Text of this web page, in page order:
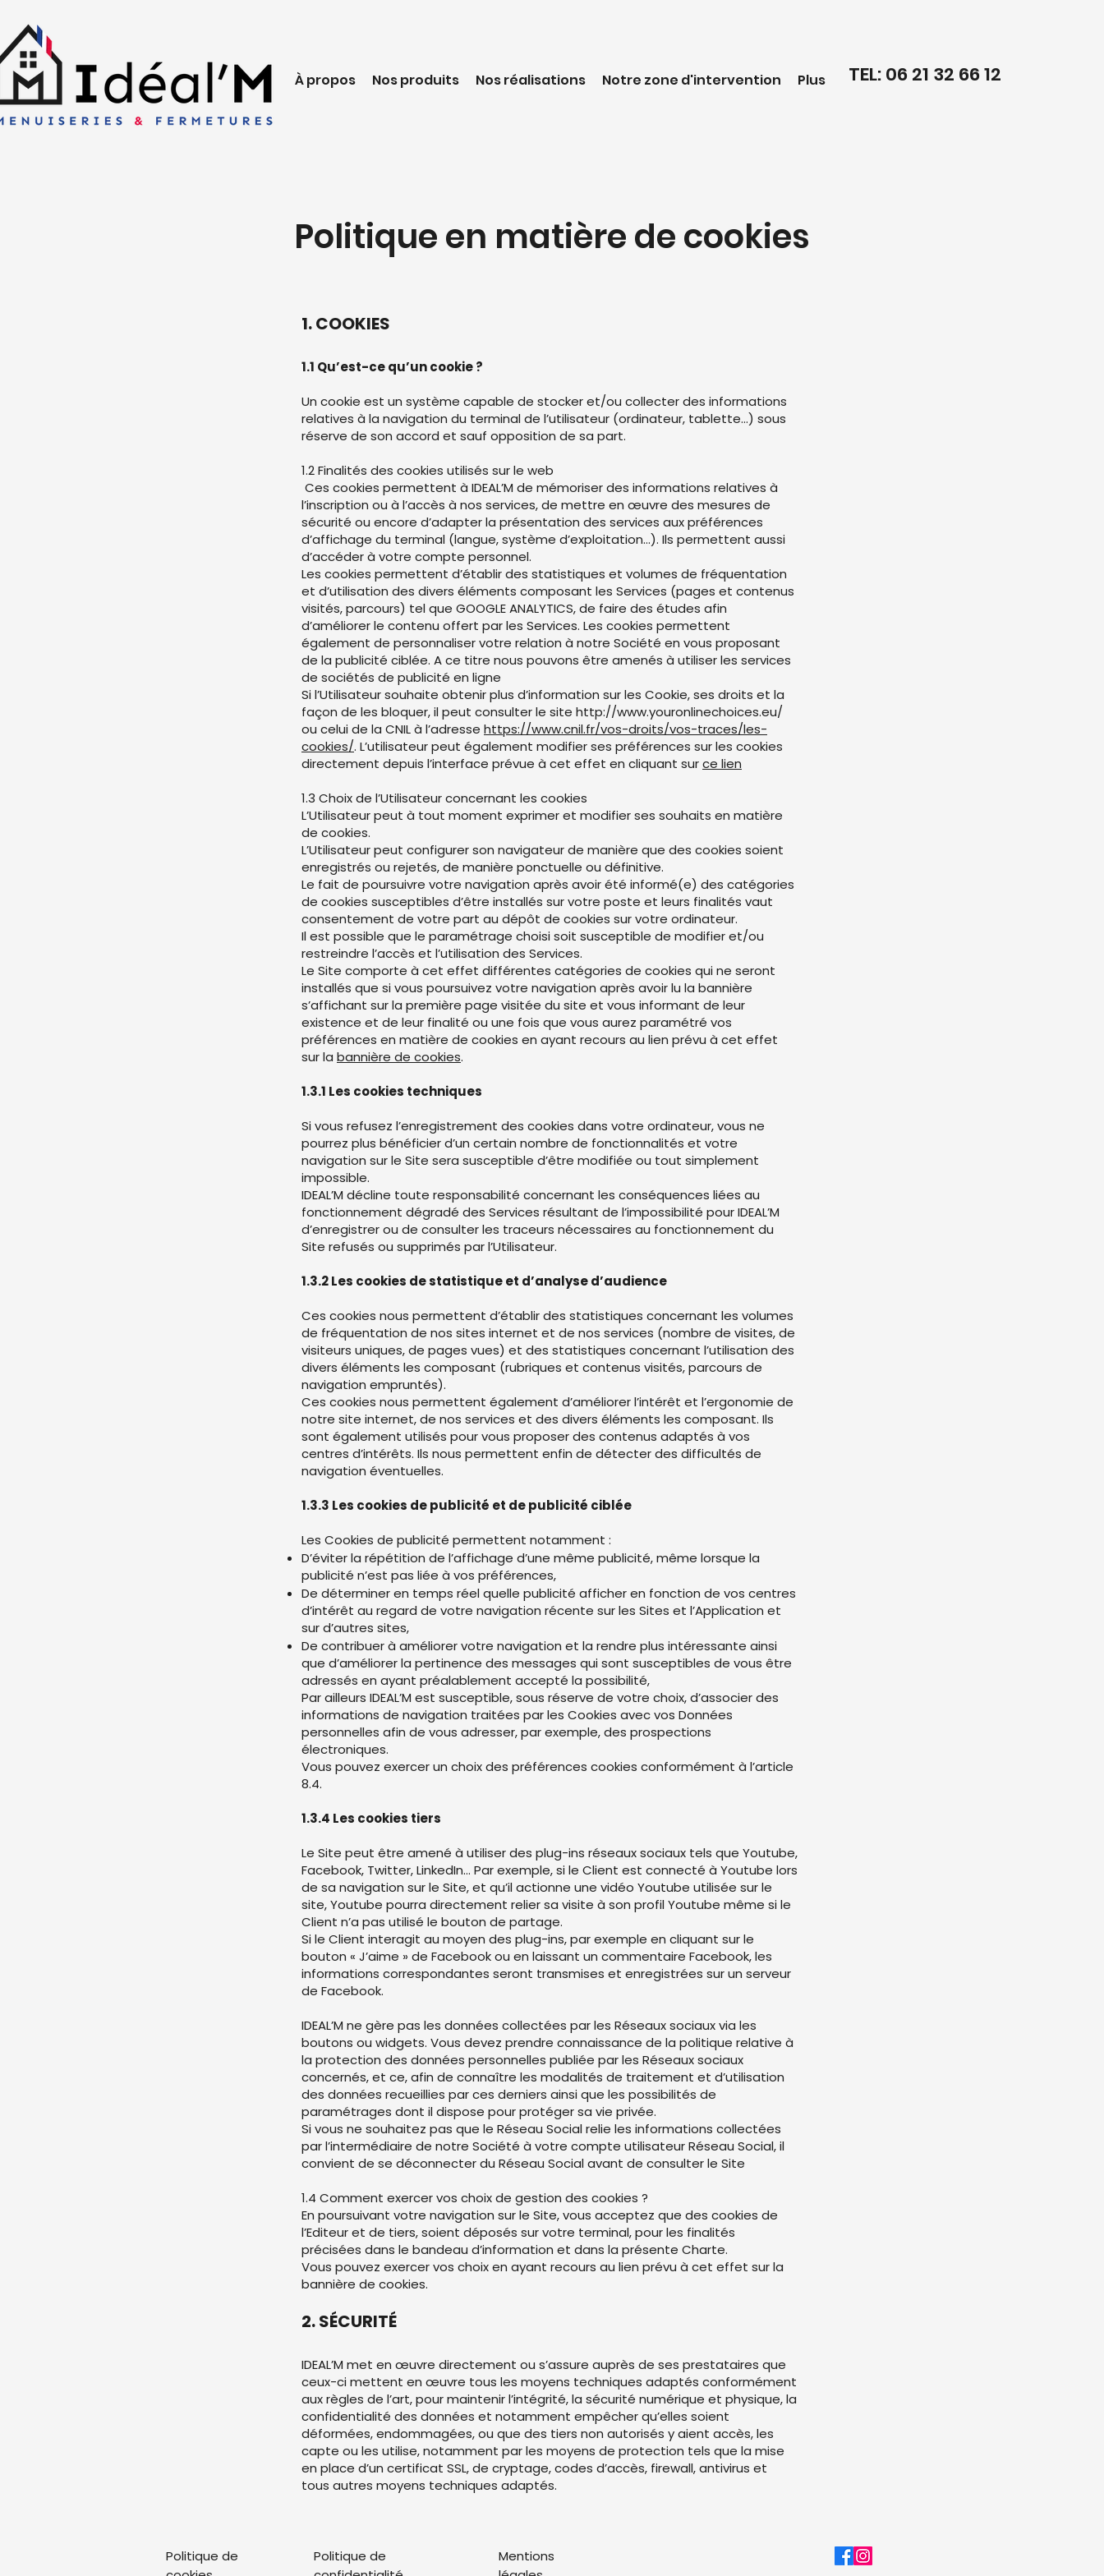
À propos Nos produits Nos réalisations Notre zone d'intervention Plus TEL: 06 21 32 66 12
Politique en matière de cookies
​1. COOKIES
1.1 Qu’est-ce qu’un cookie ?
Un cookie est un système capable de stocker et/ou collecter des informations
relatives à la navigation du terminal de l’utilisateur (ordinateur, tablette…) sous
réserve de son accord et sauf opposition de sa part.
1.2 Finalités des cookies utilisés sur le web
Ces cookies permettent à IDEAL’M de mémoriser des informations relatives à
l’inscription ou à l’accès à nos services, de mettre en œuvre des mesures de
sécurité ou encore d’adapter la présentation des services aux préférences
d’affichage du terminal (langue, système d’exploitation…). Ils permettent aussi
d’accéder à votre compte personnel.
Les cookies permettent d’établir des statistiques et volumes de fréquentation
et d’utilisation des divers éléments composant les Services (pages et contenus
visités, parcours) tel que GOOGLE ANALYTICS, de faire des études afin
d’améliorer le contenu offert par les Services. Les cookies permettent
également de personnaliser votre relation à notre Société en vous proposant
de la publicité ciblée. A ce titre nous pouvons être amenés à utiliser les services
de sociétés de publicité en ligne
Si l’Utilisateur souhaite obtenir plus d’information sur les Cookie, ses droits et la
façon de les bloquer, il peut consulter le site http://www.youronlinechoices.eu/
ou celui de la CNIL à l’adresse https://www.cnil.fr/vos-droits/vos-traces/les-
cookies/. L’utilisateur peut également modifier ses préférences sur les cookies
directement depuis l’interface prévue à cet effet en cliquant surce lien
1.3 Choix de l’Utilisateur concernant les cookies
L’Utilisateur peut à tout moment exprimer et modifier ses souhaits en matière
de cookies.
L’Utilisateur peut configurer son navigateur de manière que des cookies soient
enregistrés ou rejetés, de manière ponctuelle ou définitive.
Le fait de poursuivre votre navigation après avoir été informé(e) des catégories
de cookies susceptibles d’être installés sur votre poste et leurs finalités vaut
consentement de votre part au dépôt de cookies sur votre ordinateur.
Il est possible que le paramétrage choisi soit susceptible de modifier et/ou
restreindre l’accès et l’utilisation des Services.
Le Site comporte à cet effet différentes catégories de cookies qui ne seront
installés que si vous poursuivez votre navigation après avoir lu la bannière
s’affichant sur la première page visitée du site et vous informant de leur
existence et de leur finalité ou une fois que vous aurez paramétré vos
préférences en matière de cookies en ayant recours au lien prévu à cet effet
sur la bannière de cookies.
1.3.1 Les cookies techniques
Si vous refusez l’enregistrement des cookies dans votre ordinateur, vous ne
pourrez plus bénéficier d’un certain nombre de fonctionnalités et votre
navigation sur le Site sera susceptible d’être modifiée ou tout simplement
impossible.
IDEAL’M décline toute responsabilité concernant les conséquences liées au
fonctionnement dégradé des Services résultant de l’impossibilité pour IDEAL’M
d’enregistrer ou de consulter les traceurs nécessaires au fonctionnement du
Site refusés ou supprimés par l’Utilisateur.
1.3.2 Les cookies de statistique et d’analyse d’audience
Ces cookies nous permettent d’établir des statistiques concernant les volumes
de fréquentation de nos sites internet et de nos services (nombre de visites, de
visiteurs uniques, de pages vues) et des statistiques concernant l’utilisation des
divers éléments les composant (rubriques et contenus visités, parcours de
navigation empruntés).
Ces cookies nous permettent également d’améliorer l’intérêt et l’ergonomie de
notre site internet, de nos services et des divers éléments les composant. Ils
sont également utilisés pour vous proposer des contenus adaptés à vos
centres d’intérêts. Ils nous permettent enfin de détecter des difficultés de
navigation éventuelles.
1.3.3 Les cookies de publicité et de publicité ciblée
Les Cookies de publicité permettent notamment :
D’éviter la répétition de l’affichage d’une même publicité, même lorsque la
publicité n’est pas liée à vos préférences,
De déterminer en temps réel quelle publicité afficher en fonction de vos centres
d’intérêt au regard de votre navigation récente sur les Sites et l’Application et
sur d’autres sites,
De contribuer à améliorer votre navigation et la rendre plus intéressante ainsi
que d’améliorer la pertinence des messages qui sont susceptibles de vous être
adressés en ayant préalablement accepté la possibilité,
Par ailleurs IDEAL’M est susceptible, sous réserve de votre choix, d’associer des
informations de navigation traitées par les Cookies avec vos Données
personnelles afin de vous adresser, par exemple, des prospections
électroniques.
Vous pouvez exercer un choix des préférences cookies conformément à l’article
8.4.
1.3.4 Les cookies tiers
Le Site peut être amené à utiliser des plug-ins réseaux sociaux tels que Youtube,
Facebook, Twitter, LinkedIn… Par exemple, si le Client est connecté à Youtube lors
de sa navigation sur le Site, et qu’il actionne une vidéo Youtube utilisée sur le
site, Youtube pourra directement relier sa visite à son profil Youtube même si le
Client n’a pas utilisé le bouton de partage.
Si le Client interagit au moyen des plug-ins, par exemple en cliquant sur le
bouton « J’aime » de Facebook ou en laissant un commentaire Facebook, les
informations correspondantes seront transmises et enregistrées sur un serveur
de Facebook.
IDEAL’M ne gère pas les données collectées par les Réseaux sociaux via les
boutons ou widgets. Vous devez prendre connaissance de la politique relative à
la protection des données personnelles publiée par les Réseaux sociaux
concernés, et ce, afin de connaître les modalités de traitement et d’utilisation
des données recueillies par ces derniers ainsi que les possibilités de
paramétrages dont il dispose pour protéger sa vie privée.
Si vous ne souhaitez pas que le Réseau Social relie les informations collectées
par l’intermédiaire de notre Société à votre compte utilisateur Réseau Social, il
convient de se déconnecter du Réseau Social avant de consulter le Site
1.4 Comment exercer vos choix de gestion des cookies ?
En poursuivant votre navigation sur le Site, vous acceptez que des cookies de
l’Editeur et de tiers, soient déposés sur votre terminal, pour les finalités
précisées dans le bandeau d’information et dans la présente Charte.
Vous pouvez exercer vos choix en ayant recours au lien prévu à cet effet sur la
bannière de cookies.
2. SÉCURITÉ
IDEAL’M met en œuvre directement ou s’assure auprès de ses prestataires que
ceux-ci mettent en œuvre tous les moyens techniques adaptés conformément
aux règles de l’art, pour maintenir l’intégrité, la sécurité numérique et physique, la
confidentialité des données et notamment empêcher qu’elles soient
déformées, endommagées, ou que des tiers non autorisés y aient accès, les
capte ou les utilise, notamment par les moyens de protection tels que la mise
en place d’un certificat SSL, de cryptage, codes d’accès, firewall, antivirus et
tous autres moyens techniques adaptés.
Politique de
Politique de
Mentions